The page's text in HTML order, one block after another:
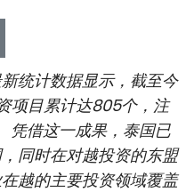
统计数据显示，截至今
项目累计达805个，注
凭借这一成果，泰国已
同时在对越投资的东盟
越的主要投资领域覆盖